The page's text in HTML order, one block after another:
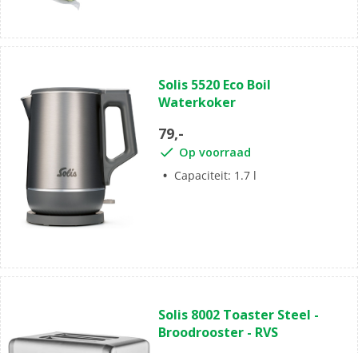
Solis 5520 Eco Boil
Waterkoker
79,-
Op voorraad
Capaciteit: 1.7 l
Solis 8002 Toaster Steel -
Broodrooster - RVS